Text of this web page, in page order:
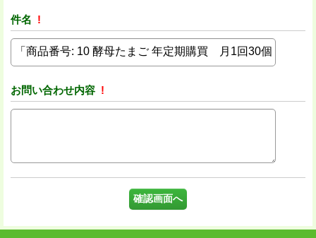
件名 !
お問い合わせ内容 !